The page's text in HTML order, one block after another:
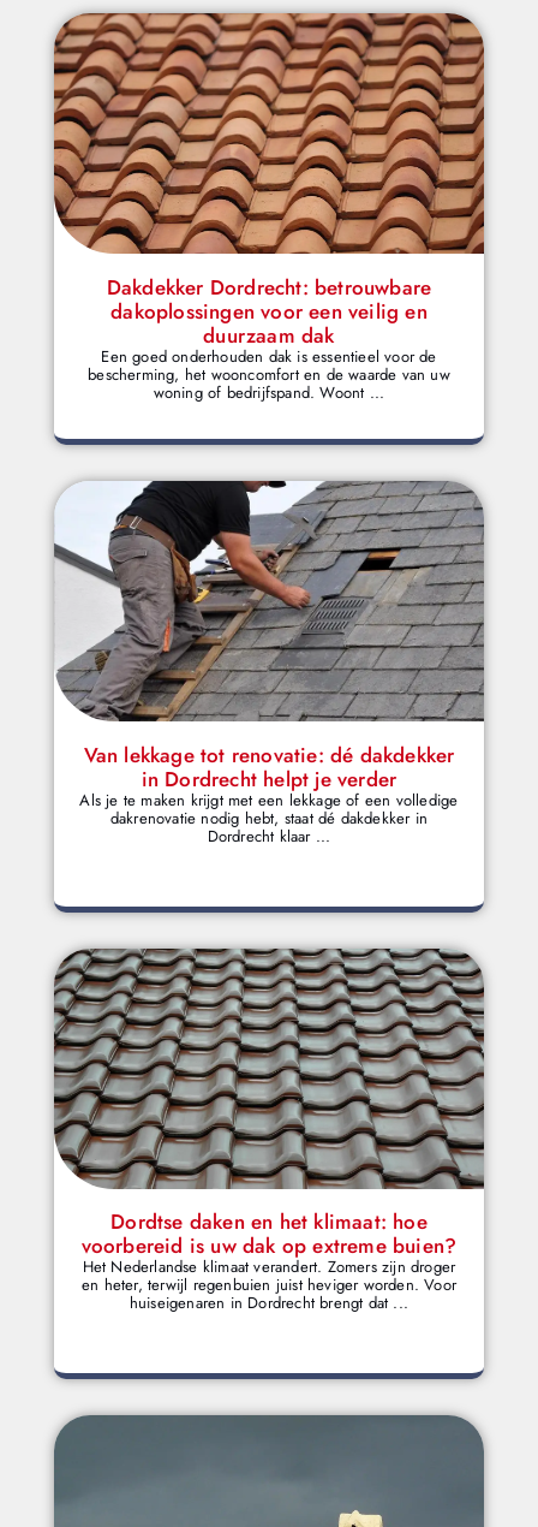
Dakdekker Dordrecht: betrouwbare
dakoplossingen voor een veilig en
duurzaam dak
Een goed onderhouden dak is essentieel voor de
bescherming, het wooncomfort en de waarde van uw
woning of bedrijfspand. Woont ...
Van lekkage tot renovatie: dé dakdekker
in Dordrecht helpt je verder
Als je te maken krijgt met een lekkage of een volledige
dakrenovatie nodig hebt, staat dé dakdekker in
Dordrecht klaar ...
Dordtse daken en het klimaat: hoe
voorbereid is uw dak op extreme buien?
Het Nederlandse klimaat verandert. Zomers zijn droger
en heter, terwijl regenbuien juist heviger worden. Voor
huiseigenaren in Dordrecht brengt dat ...